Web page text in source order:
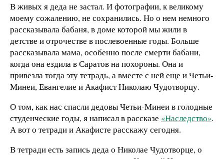
В живых я деда не застал. И фотографии, к великому
моему сожалению, не сохранились. Но о нем немного
рассказывала бабаня, в доме которой мы жили в
детстве и отрочестве в послевоенные годы. Больше
рассказывала мама, особенно после смерти бабани,
когда она ездила в Саратов на похороны. Она и
привезла тогда эту тетрадь, а вместе с ней еще и Четьи-
Минеи, Евангелие и Акафист Николаю Чудотворцу.
О том, как нас спасли дедовы Четьи-Минеи в голодные
студенческие годы, я написал в рассказе «Наследство».
А вот о тетради и Акафисте расскажу сегодня.
В тетради есть запись деда о Николае Чудотворце, о